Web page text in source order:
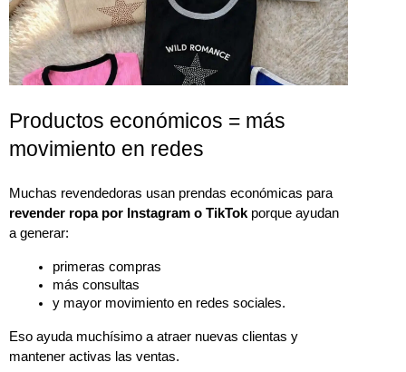
Productos económicos = más
movimiento en redes
revender ropa por Instagram o TikTok porque ayudan
a generar:
primeras compras
más consultas
y mayor movimiento en redes sociales.
Eso ayuda muchísimo a atraer nuevas clientas y
mantener activas las ventas.